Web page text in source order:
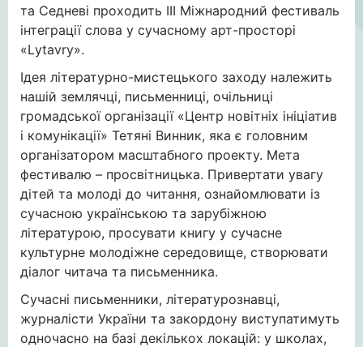
та Седневі проходить ІІІ Міжнародний фестиваль
інтеграції слова у сучасному арт-просторі
«Lуtavrу».
Ідея літературно-мистецького заходу належить
нашій землячці, письменниці, очільниці
громадської організації «Центр новітніх ініціатив
і комунікації» Тетяні Винник, яка є головним
організатором масштабного проекту. Мета
фестивалю – просвітницька. Привертати увагу
дітей та молоді до читання, ознайомлювати із
сучасною українською та зарубіжною
літературою, просувати книгу у сучасне
культурне молодіжне середовище, створювати
діалог читача та письменника.
Сучасні письменники, літературознавці,
журналісти України та закордону виступатимуть
одночасно на базі декількох локацій: у школах,